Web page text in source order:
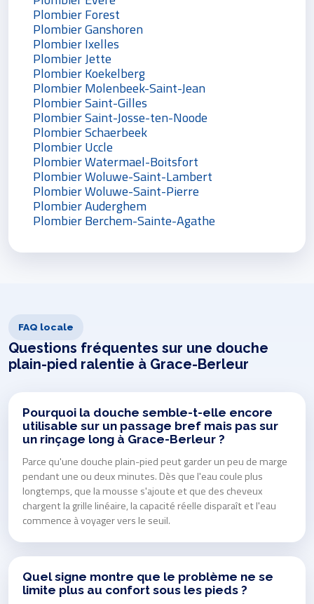
Plombier Forest
Plombier Ganshoren
Plombier Ixelles
Plombier Jette
Plombier Koekelberg
Plombier Molenbeek-Saint-Jean
Plombier Saint-Gilles
Plombier Saint-Josse-ten-Noode
Plombier Schaerbeek
Plombier Uccle
Plombier Watermael-Boitsfort
Plombier Woluwe-Saint-Lambert
Plombier Woluwe-Saint-Pierre
Plombier Auderghem
Plombier Berchem-Sainte-Agathe
FAQ locale
Questions fréquentes sur une douche
plain-pied ralentie à Grace-Berleur
Pourquoi la douche semble-t-elle encore
utilisable sur un passage bref mais pas sur
un rinçage long à Grace-Berleur ?
Parce qu'une douche plain-pied peut garder un peu de marge
pendant une ou deux minutes. Dès que l'eau coule plus
longtemps, que la mousse s'ajoute et que des cheveux
chargent la grille linéaire, la capacité réelle disparaît et l'eau
commence à voyager vers le seuil.
Quel signe montre que le problème ne se
limite plus au confort sous les pieds ?